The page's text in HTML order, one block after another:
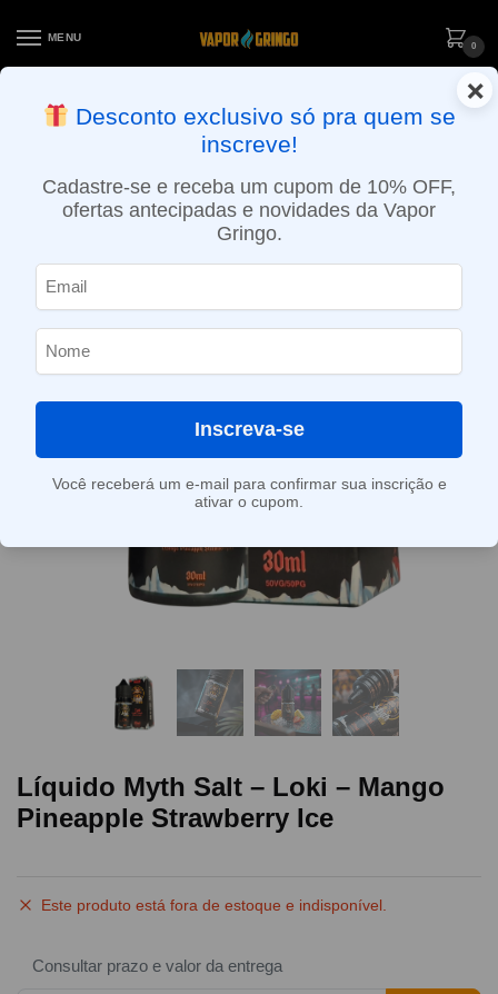
MENU
0
ENTREGA NO MESMO DIA EM SÃO PAULO (SEG A SEX): PEDIDOS
APROVADOS ATÉ 15:30 VIA MOTOBOY
Líquido Myth Salt – Loki – Mango
Pineapple Strawberry Ice
Este produto está fora de estoque e indisponível.
Consultar prazo e valor da entrega
×
Desconto exclusivo só pra quem se
inscreve!
Cadastre-se e receba um cupom de 10% OFF,
ofertas antecipadas e novidades da Vapor
Gringo.
Inscreva-se
Você receberá um e-mail para confirmar sua inscrição e
ativar o cupom.